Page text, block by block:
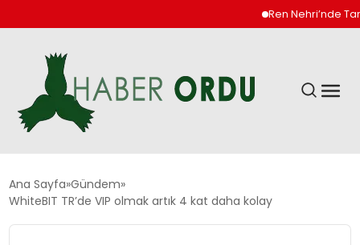
Ren Nehri’nde Tarihi
GÜNDEM
DÜNYA
Ana Sayfa Gündem
WhiteBIT TR’de VIP olmak artık 4 kat daha kolay